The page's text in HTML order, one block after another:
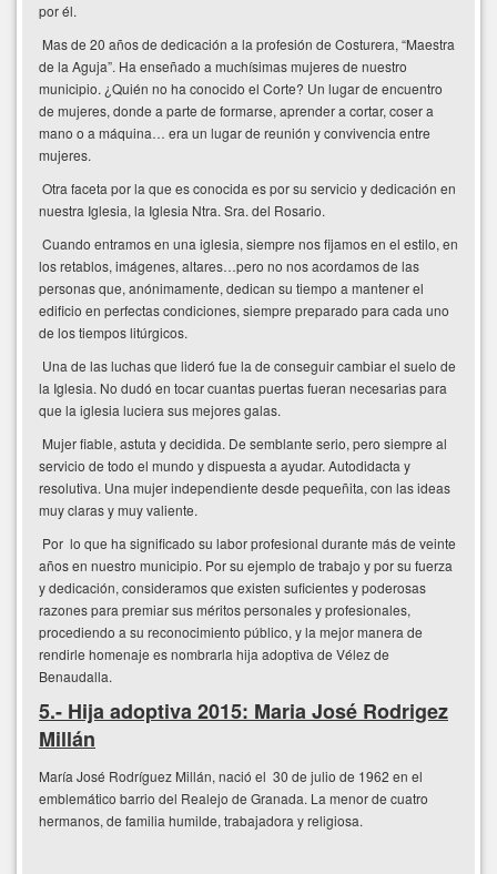
por él.
Mas de 20 años de dedicación a la profesión de Costurera, “Maestra
de la Aguja”. Ha enseñado a muchísimas mujeres de nuestro
municipio. ¿Quién no ha conocido el Corte? Un lugar de encuentro
de mujeres, donde a parte de formarse, aprender a cortar, coser a
mano o a máquina… era un lugar de reunión y convivencia entre
mujeres.
Otra faceta por la que es conocida es por su servicio y dedicación en
nuestra Iglesia, la Iglesia Ntra. Sra. del Rosario.
Cuando entramos en una iglesia, siempre nos fijamos en el estilo, en
los retablos, imágenes, altares…pero no nos acordamos de las
personas que, anónimamente, dedican su tiempo a mantener el
edificio en perfectas condiciones, siempre preparado para cada uno
de los tiempos litúrgicos.
Una de las luchas que lideró fue la de conseguir cambiar el suelo de
la Iglesia. No dudó en tocar cuantas puertas fueran necesarias para
que la iglesia luciera sus mejores galas.
Mujer fiable, astuta y decidida. De semblante serio, pero siempre al
servicio de todo el mundo y dispuesta a ayudar. Autodidacta y
resolutiva. Una mujer independiente desde pequeñita, con las ideas
muy claras y muy valiente.
Por lo que ha significado su labor profesional durante más de veinte
años en nuestro municipio. Por su ejemplo de trabajo y por su fuerza
y dedicación, consideramos que existen suficientes y poderosas
razones para premiar sus méritos personales y profesionales,
procediendo a su reconocimiento público, y la mejor manera de
rendirle homenaje es nombrarla hija adoptiva de Vélez de
Benaudalla.
5.- Hija adoptiva 2015: Maria José Rodrigez
Millán
María José Rodríguez Millán, nació el 30 de julio de 1962 en el
emblemático barrio del Realejo de Granada. La menor de cuatro
hermanos, de familia humilde, trabajadora y religiosa.